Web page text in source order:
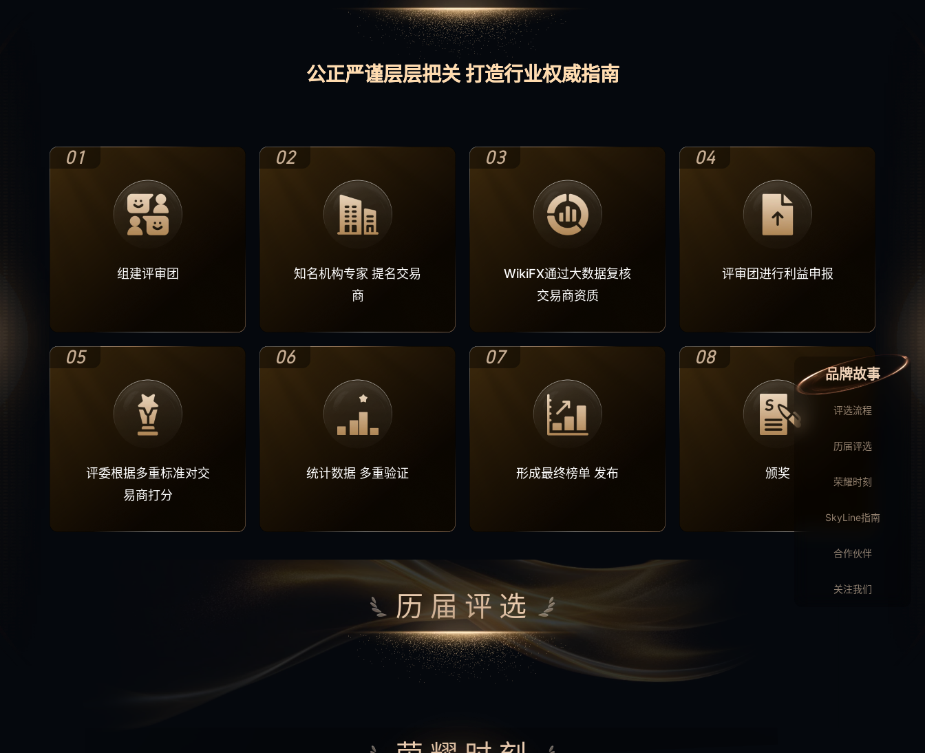
公正严谨层层把关 打造行业权威指南
01
组建评审团
02
知名机构专家 提名交易
商
03
WikiFX通过大数据复核
交易商资质
04
评审团进行利益申报
05
评委根据多重标准对交
易商打分
06
统计数据 多重验证
07
形成最终榜单 发布
08
颁奖
历届评选
品牌故事
评选流程
历届评选
荣耀时刻
SkyLine指南
合作伙伴
关注我们